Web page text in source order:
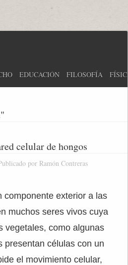
EDUCACIÓN FILOSOFÍA
celular de hongos
por Ramón Contreras
componente exterior a las
muchos seres vivos cuya
vegetales, como algunas
presentan células con un
el movimiento celular,